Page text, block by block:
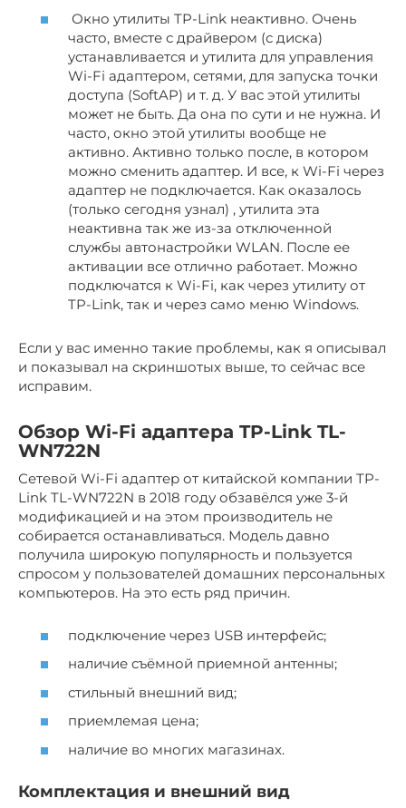
Окно утилиты TP-Link неактивно. Очень
часто, вместе с драйвером (с диска)
устанавливается и утилита для управления
Wi-Fi адаптером, сетями, для запуска точки
доступа (SoftAP) и т. д. У вас этой утилиты
может не быть. Да она по сути и не нужна. И
часто, окно этой утилиты вообще не
активно. Активно только после, в котором
можно сменить адаптер. И все, к Wi-Fi через
адаптер не подключается. Как оказалось
(только сегодня узнал) , утилита эта
неактивна так же из-за отключенной
службы автонастройки WLAN. После ее
активации все отлично работает. Можно
подключатся к Wi-Fi, как через утилиту от
TP-Link, так и через само меню Windows.
Если у вас именно такие проблемы, как я описывал
и показывал на скриншотых выше, то сейчас все
исправим.
Обзор Wi-Fi адаптера TP-Link TL-
WN722N
Сетевой Wi-Fi адаптер от китайской компании TP-
Link TL-WN722N в 2018 году обзавёлся уже 3-й
модификацией и на этом производитель не
собирается останавливаться. Модель давно
получила широкую популярность и пользуется
спросом у пользователей домашних персональных
компьютеров. На это есть ряд причин.
подключение через USB интерфейс;
наличие cъёмной приемной антенны;
стильный внешний вид;
приемлемая цена;
наличие во многих магазинах.
Комплектация и внешний вид